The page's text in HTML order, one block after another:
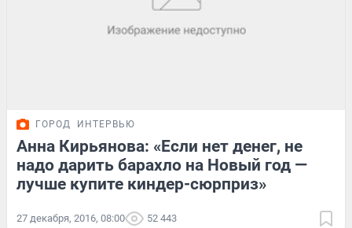
ГОРОД ИНТЕРВЬЮ
Анна Кирьянова: «Если нет денег, не
надо дарить барахло на Новый год —
лучше купите киндер-сюрприз»
27 декабря, 2016, 08:00 52 443